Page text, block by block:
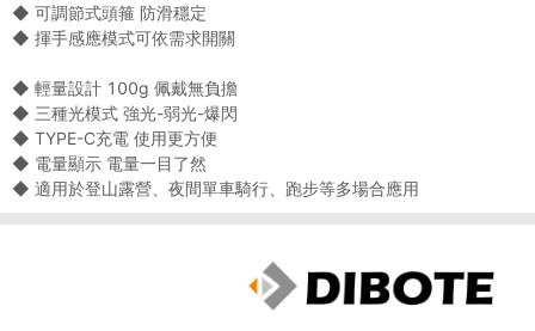
◆ 可調節式頭箍 防滑穩定
◆ 揮手感應模式可依需求開關
◆ 輕量設計 100g 佩戴無負擔
◆ 三種光模式 強光-弱光-爆閃
◆ TYPE-C充電 使用更方便
◆ 電量顯示 電量一目了然
◆ 適用於登山露營、夜間單車騎行、跑步等多場合應用